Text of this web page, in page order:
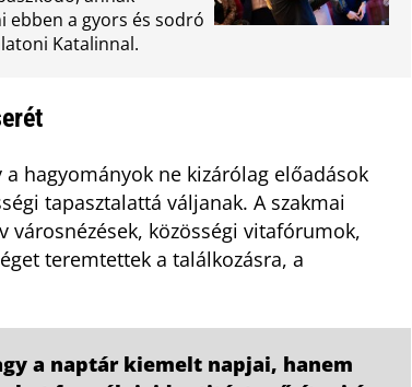
ebben a gyors és sodró
Katalinnal.
hagyományok ne kizárólag előadások
tapasztalattá váljanak. A szakmai
közösségi vitafórumok,
teremtettek a találkozásra, a
a naptár kiemelt napjai, hanem